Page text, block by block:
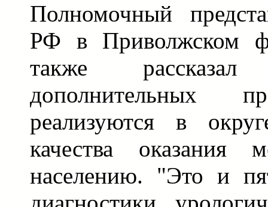
Полномочный
РФ в Приволжском
также
дополнительных
реализуются в
качества оказания
населению. "Это и